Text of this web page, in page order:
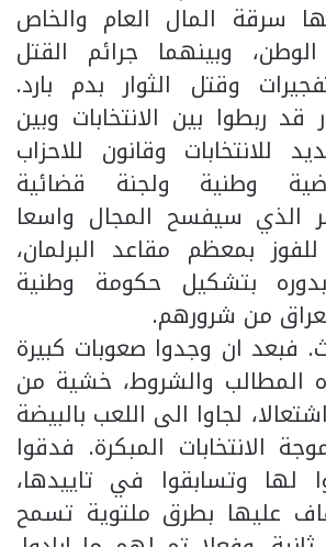
سرقة المال العام والخاص
وبينهما جرائم القتل
وقتل الثوار بدم بارد.
قد ربطوا بين الانتخابات وبين
للانتخابات وقانون للاحزاب
وطنية ولجنة قضائية
الذي سيفسح المجال واسعا
بمعظم مقاعد البرلمان،
بتشكيل حكومة وطنية
من شرورهم.
فبعد ان وجدوا صعوبات كبيرة
والشروط، خشية من
اشتعالا، لجاوا الى اللعب بالبيضة
الانتخابات المبكرة. فدقوا
لها وتسابقوا في تاييدها،
عليها بطرق ملتوية تسمح